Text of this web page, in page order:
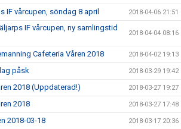
IF vårcupen, söndag 8 april 2018-04-06 21:51
IF vårcupen, ny samlingstid
2018-04-04 08:16
Cafeteria Våren 2018 2018-04-02 19:13
påsk 2018-03-29 19:42
2018 (Uppdaterad!) 2018-03-27 19:27
2018 2018-03-27 17:48
2018-03-18 2018-03-17 20:36